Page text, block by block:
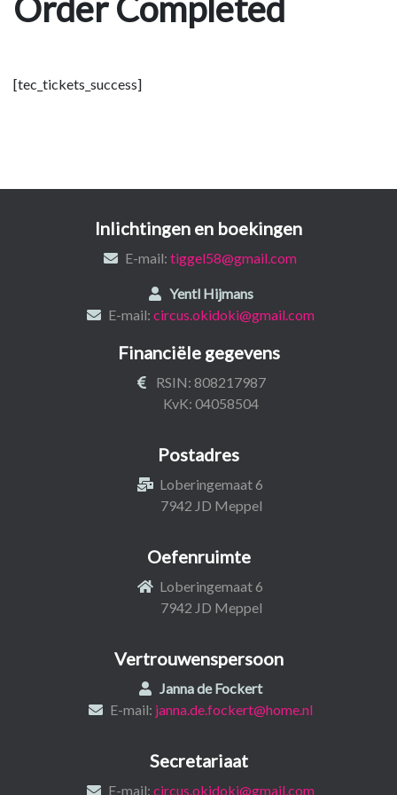
Order Completed
[tec_tickets_success]
Inlichtingen en boekingen
E-mail: tiggel58@gmail.com
Yentl Hijmans
E-mail: circus.okidoki@gmail.com
Financiële gegevens
RSIN: 808217987
KvK: 04058504
Oefenruimte
Loberingemaat 6
7942 JD Meppel
Postadres
Loberingemaat 6
7942 JD Meppel
Vertrouwenspersoon
Janna de Fockert
E-mail: janna.de.fockert@home.nl
Secretariaat
E-mail: circus.okidoki@gmail.com